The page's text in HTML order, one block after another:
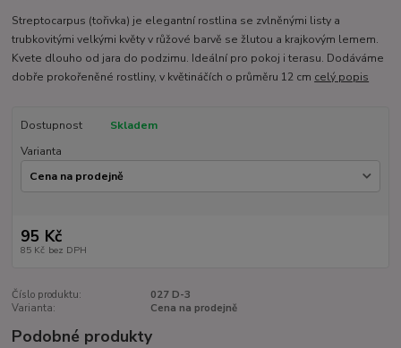
Streptocarpus (tořivka) je elegantní rostlina se zvlněnými listy a
trubkovitými velkými květy v růžové barvě se žlutou a krajkovým lemem.
Kvete dlouho od jara do podzimu. Ideální pro pokoj i terasu. Dodáváme
dobře prokořeněné rostliny, v květináčích o průměru 12 cm celý popis
Dostupnost
Skladem
Varianta
95 Kč
85 Kč bez DPH
Číslo produktu:
027 D-3
Varianta:
Cena na prodejně
Podobné produkty